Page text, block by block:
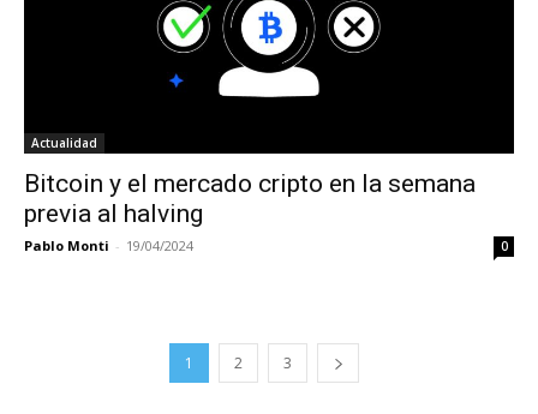
Actualidad
Bitcoin y el mercado cripto en la semana
previa al halving
Pablo Monti - 19/04/2024 0
1 2 3